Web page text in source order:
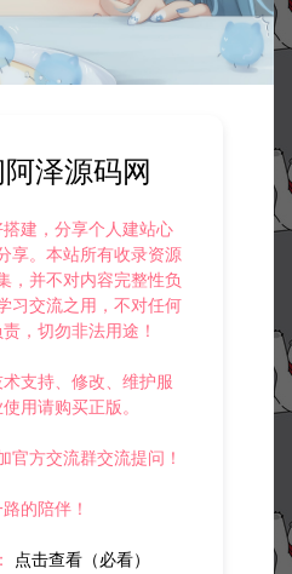
钻，请先 登录
打赏
免责声明
仅维持本站的日常运营所需。
泽源码网
建，分享个人建站心
享。本站所有收录资源
，并不对内容完整性负
习交流之用，不对任何
，切勿非法用途！
支持、修改、维护服
用请购买正版。
官方交流群交流提问！
的陪伴！
点击查看（必看）